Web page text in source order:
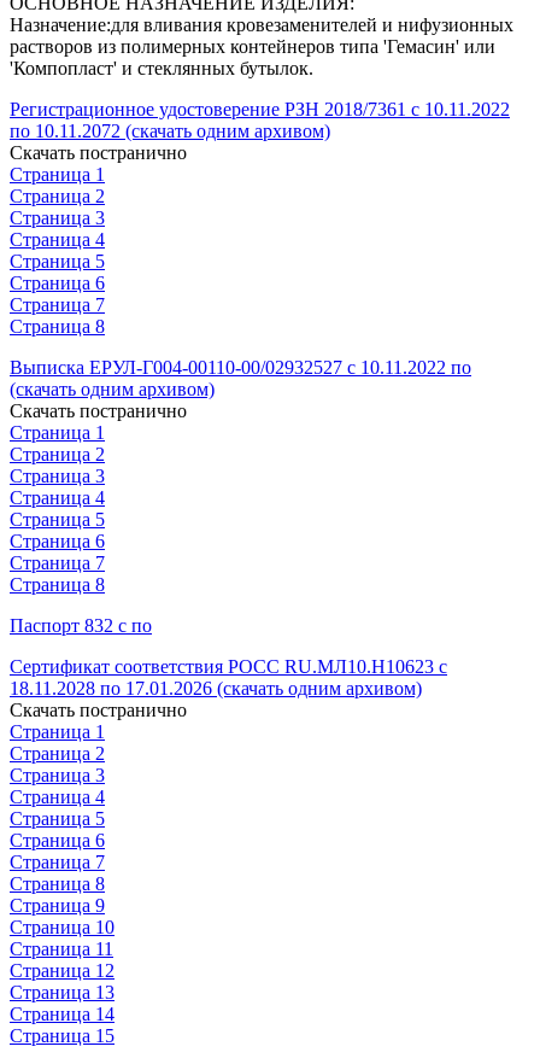
Назначение:для вливания кровезаменителей и нифузионных
растворов из полимерных контейнеров типа 'Гемасин' или
'Компопласт' и стеклянных бутылок.
Регистрационное удостоверение РЗН 2018/7361 с 10.11.2022
по 10.11.2072 (скачать одним архивом)
Скачать постранично
Страница 1
Страница 2
Страница 3
Страница 4
Страница 5
Страница 6
Страница 7
Страница 8
Выписка ЕРУЛ-Г004-00110-00/02932527 с 10.11.2022 по
(скачать одним архивом)
Скачать постранично
Страница 1
Страница 2
Страница 3
Страница 4
Страница 5
Страница 6
Страница 7
Страница 8
Паспорт 832 с по
Сертификат соответствия РОСС RU.МЛ10.Н10623 с
18.11.2028 по 17.01.2026 (скачать одним архивом)
Скачать постранично
Страница 1
Страница 2
Страница 3
Страница 4
Страница 5
Страница 6
Страница 7
Страница 8
Страница 9
Страница 10
Страница 11
Страница 12
Страница 13
Страница 14
Страница 15